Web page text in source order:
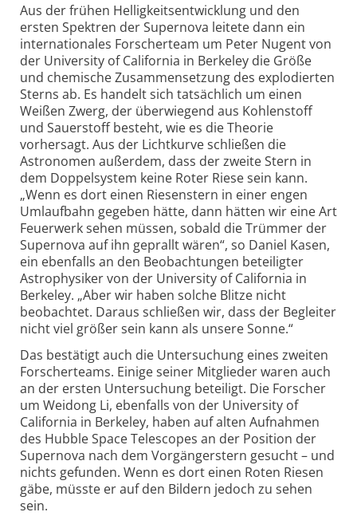
Aus der frühen Helligkeitsentwicklung und den
ersten Spektren der Supernova leitete dann ein
internationales Forscherteam um Peter Nugent von
der University of California in Berkeley die Größe
und chemische Zusammensetzung des explodierten
Sterns ab. Es handelt sich tatsächlich um einen
Weißen Zwerg, der überwiegend aus Kohlenstoff
und Sauerstoff besteht, wie es die Theorie
vorhersagt. Aus der Lichtkurve schließen die
Astronomen außerdem, dass der zweite Stern in
dem Doppelsystem keine Roter Riese sein kann.
„Wenn es dort einen Riesenstern in einer engen
Umlaufbahn gegeben hätte, dann hätten wir eine Art
Feuerwerk sehen müssen, sobald die Trümmer der
Supernova auf ihn geprallt wären“, so Daniel Kasen,
ein ebenfalls an den Beobachtungen beteiligter
Astrophysiker von der University of California in
Berkeley. „Aber wir haben solche Blitze nicht
beobachtet. Daraus schließen wir, dass der Begleiter
nicht viel größer sein kann als unsere Sonne.“
Das bestätigt auch die Untersuchung eines zweiten
Forscherteams. Einige seiner Mitglieder waren auch
an der ersten Untersuchung beteiligt. Die Forscher
um Weidong Li, ebenfalls von der University of
California in Berkeley, haben auf alten Aufnahmen
des Hubble Space Telescopes an der Position der
Supernova nach dem Vorgängerstern gesucht – und
nichts gefunden. Wenn es dort einen Roten Riesen
gäbe, müsste er auf den Bildern jedoch zu sehen
sein.